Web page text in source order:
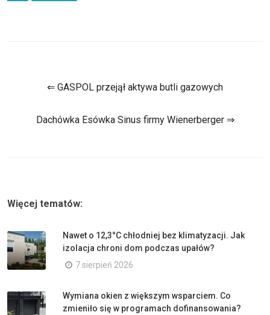
⇐ GASPOL przejął aktywa butli gazowych
Dachówka Esówka Sinus firmy Wienerberger ⇒
Więcej tematów:
Nawet o 12,3°C chłodniej bez klimatyzacji. Jak
izolacja chroni dom podczas upałów?
7 sierpień 2026
Wymiana okien z większym wsparciem. Co
zmieniło się w programach dofinansowania?